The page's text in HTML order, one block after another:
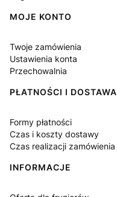
MOJE KONTO
Twoje zamówienia
Ustawienia konta
Przechowalnia
PŁATNOŚCI I DOSTAWA
Formy płatności
Czas i koszty dostawy
Czas realizacji zamówienia
INFORMACJE